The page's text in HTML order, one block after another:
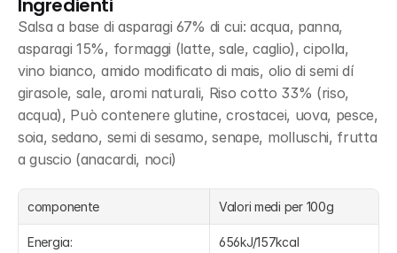
Ingredienti
Salsa a base di asparagi 67% di cui: acqua, panna,
asparagi 15%, formaggi (latte, sale, caglio), cipolla,
vino bianco, amido modificato di mais, olio di semi dí
girasole, sale, aromi naturali, Riso cotto 33% (riso,
acqua), Può contenere glutine, crostacei, uova, pesce,
soia, sedano, semi di sesamo, senape, molluschi, frutta
a guscio (anacardi, noci)
componente Valori medi per 100g
Energia: 656kJ/157kcal